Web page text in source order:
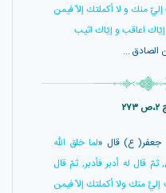
منك و لا أكملتك إلاّ فيمن
اعاقب و إيّاك اثيب
الصادق ...
جعفر( ع) قال «لما خلق الله
قال له أدبر فأدبر, ثمّ قال
منك ولا أكملتك إلاّ فيمن